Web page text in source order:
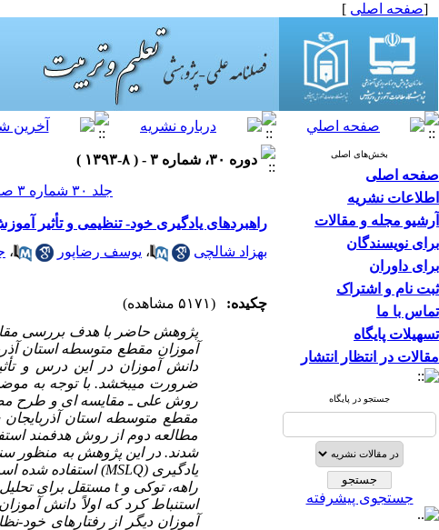
[صفحه اصلی ]
بخش‌های اصلی
صفحه اصلی
اطلاعات نشریه
آرشیو مجله و مقالات
برای نویسندگان
برای داوران
ثبت نام و اشتراک
تماس با ما
تسهیلات پایگاه
مقالات در انتظار انتشار
جستجو در پایگاه
جستجوی پیشرفته
دوره ۳۰، شماره ۳ - ( ۸-۱۳۹۳ )
جلد ۳۰ شماره ۳ صفحات ۱۴۰-۱۲۱
راهبردهای یادگیری خود- تنظیمی و تأثیر
بهزاد شالچی
، یوسف رضاپور ،
چکیده:
(۵۱۷۱ مشاهده)
پژوهش حاضر با هدف بررسی
آموزان مقطع متوسطه استان
دانش آموزان در این درس و
ضرورت می­بخشد. با توجه به
روش علی ـ مقایسه ای و طرح
مقطع متوسطه استان
شدند. در این پژوهش به منظور
یادگیری (MSLQ) استفاده شده
راهه، توکی وtمستقل برای
استنباط کرد که اولاً دانش
آموزان دیگر از رفتارهای خود-